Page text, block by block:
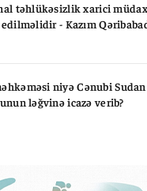
təhlükəsizlik xarici
- Kazım
niyə Cənubi
ləğvinə icazə verib?